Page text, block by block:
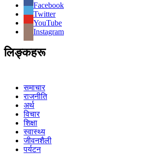
Facebook
Twitter
YouTube
Instagram
लिङ्कहरू
समाचार
राजनीति
अर्थ
विचार
शिक्षा
स्वास्थ्य
जीवनशैली
पर्यटन